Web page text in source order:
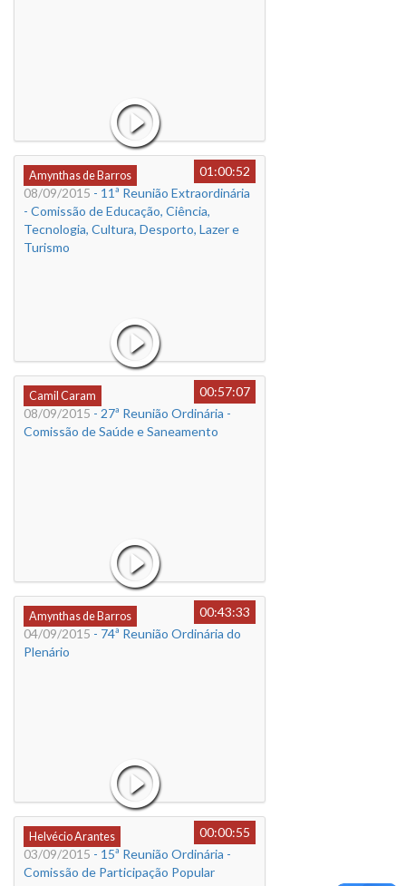
Amynthas de Barros
01:00:52
08/09/2015 - 11ª Reunião Extraordinária
- Comissão de Educação, Ciência,
Tecnologia, Cultura, Desporto, Lazer e
Turismo
Camil Caram
00:57:07
08/09/2015 - 27ª Reunião Ordinária -
Comissão de Saúde e Saneamento
Amynthas de Barros
00:43:33
04/09/2015 - 74ª Reunião Ordinária do
Plenário
Helvécio Arantes
00:00:55
03/09/2015 - 15ª Reunião Ordinária -
Comissão de Participação Popular